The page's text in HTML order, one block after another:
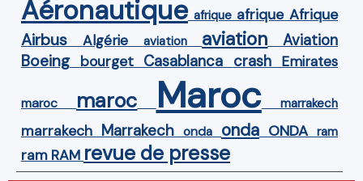
Aéronautique afrique afrique Afrique
Airbus Algérie aviation aviation Aviation
Boeing bourget Casablanca crash Emirates
maroc maroc Maroc marrakech
marrakech Marrakech onda onda ONDA ram
ram RAM revue de presse